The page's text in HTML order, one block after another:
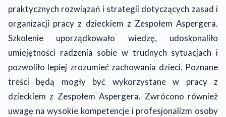
praktycznych rozwiązań i strategii dotyczących zasad i
organizacji pracy z dzieckiem z Zespołem Aspergera.
Szkolenie uporządkowało wiedzę, udoskonaliło
umiejętności radzenia sobie w trudnych sytuacjach i
pozwoliło lepiej zrozumieć zachowania dzieci. Poznane
treści będą mogły być wykorzystane w pracy z
dzieckiem z Zespołem Aspergera. Zwrócono również
uwagę na wysokie kompetencje i profesjonalizm osoby